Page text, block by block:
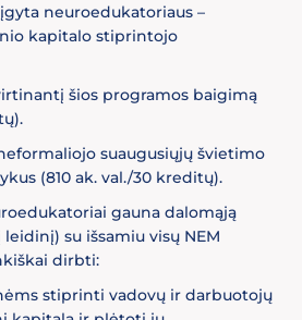
įgyta neuroedukatoriaus –
kapitalo stiprintojo
šios programos baigimą
suaugusiųjų švietimo
(810 ak. val./30 kreditų).
gauna dalomąją
su išsamiu visų NEM
dirbti:
stiprinti vadovų ir darbuotojų